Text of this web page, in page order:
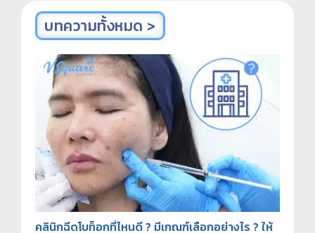
บทความทั้งหมด >
คลินิกฉีดโบท็อกที่ไหนดี ? มีเกณฑ์เลือกอย่างไร ? ให้